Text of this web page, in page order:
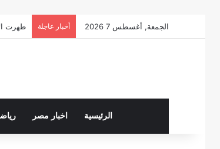
الجمعة, أغسطس 7 2026 أخبار عاجلة ظهرت
الرئيسية اخبار مصر